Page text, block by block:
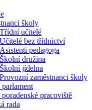
školy
Třídní učitelé
Učitelé bez třídnictví
Asistenti pedagoga
Školní družina
Školní jídelna
Provozní zaměstnanci školy
pracoviště
rada